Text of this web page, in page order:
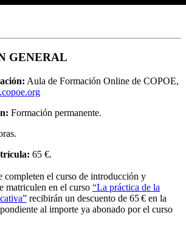
GENERAL
Aula de Formación Online de COPOE,
Formación permanente.
65 €.
completen el curso de introducción y
matriculen en el curso “La práctica de la
recibirán un descuento de 65 € en la
al importe ya abonado por el curso